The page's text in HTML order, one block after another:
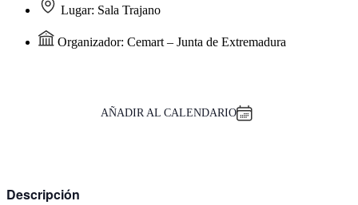
Lugar: Sala Trajano
Organizador: Cemart – Junta de Extremadura
AÑADIR AL CALENDARIO
Descripción